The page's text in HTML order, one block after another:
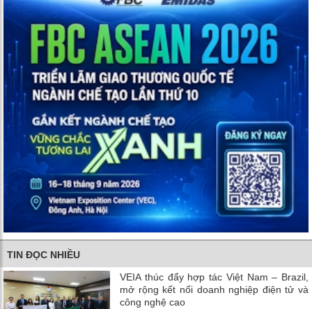
TIN ĐỌC NHIỀU
VEIA thúc đẩy hợp tác Việt Nam – Brazil,
mở rộng kết nối doanh nghiệp điện tử và
công nghệ cao